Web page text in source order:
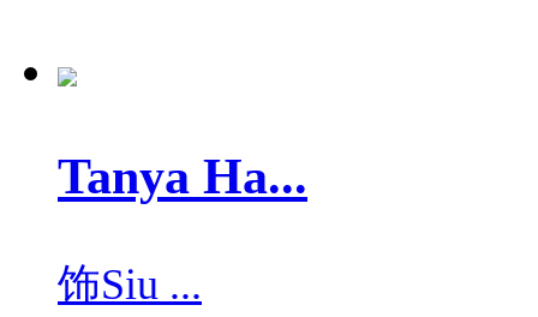
Tanya Ha...
饰Siu ...